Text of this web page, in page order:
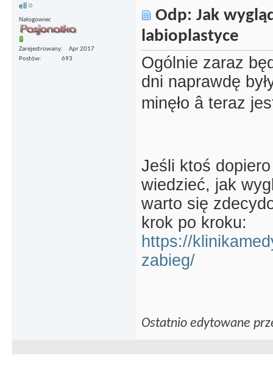
ell
Nałogowiec
Zarejestrowany
Apr 2017
Postów
693
Odp: Jak
labioplastyce
Ogólnie zaraz
dni naprawdę
minęło â teraz
Jeśli ktoś
wiedzieć, jak
warto się
krok po kroku:
https://
zabieg/
Ostatnio edytowane